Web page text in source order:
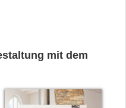
mit dem